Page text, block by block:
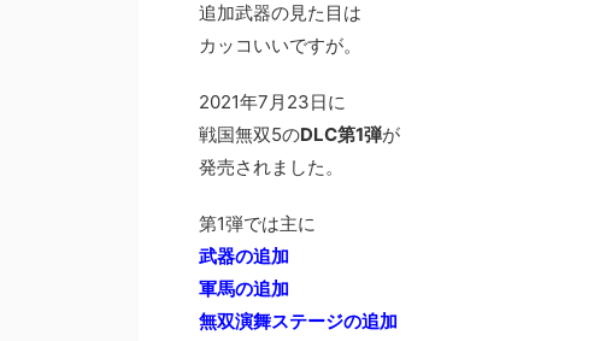
追加武器の見た目は
カッコいいですが。
2021年7月23日に
戦国無双5のDLC第1弾が
発売されました。
第1弾では主に
武器の追加
軍馬の追加
無双演舞ステージの追加